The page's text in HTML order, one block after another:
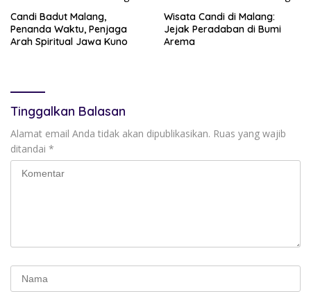
Candi Badut Malang,
Penanda Waktu, Penjaga
Arah Spiritual Jawa Kuno
Wisata Candi di Malang:
Jejak Peradaban di Bumi
Arema
Tinggalkan Balasan
Alamat email Anda tidak akan dipublikasikan. Ruas yang wajib
ditandai *